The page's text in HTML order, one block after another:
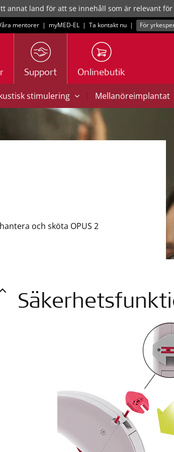
annat land för att se innehåll som är relevant
mentorer | myMED‑EL | Ta kontakt nu | För
Support Onlinebutik
stimulering | Mellanöreimplantat
och sköta OPUS 2